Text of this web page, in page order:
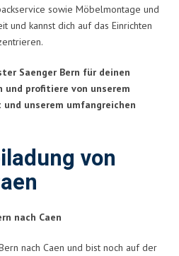
sowie Möbelmontage und
und kannst dich auf das Einrichten
Saenger Bern für deinen
und profitiere von unserem
unserem umfangreichen
von
nach Caen
nach Caen und bist noch auf der